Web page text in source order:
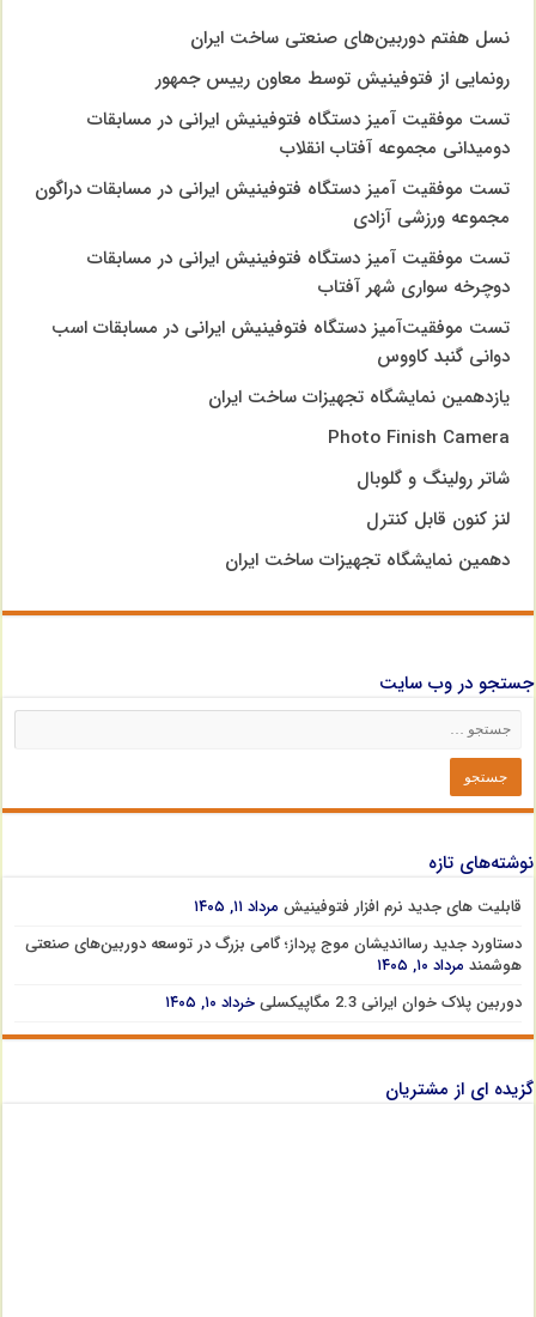
نسل هفتم دوربین‌های صنعتی ساخت ایران
رونمایی از فتوفینیش توسط معاون رییس جمهور
تست موفقیت آمیز دستگاه فتوفینیش ایرانی در مسابقات
دومیدانی مجموعه آفتاب انقلاب
تست موفقیت آمیز دستگاه فتوفینیش ایرانی در مسابقات دراگون
مجموعه ورزشی آزادی
تست موفقیت آمیز دستگاه فتوفینیش ایرانی در مسابقات
دوچرخه سواری شهر آفتاب
تست موفقیت‌آمیز دستگاه فتوفینیش ایرانی در مسابقات اسب
دوانی گنبد کاووس
یازدهمین نمایشگاه تجهیزات ساخت ایران
Photo Finish Camera
شاتر رولینگ و گلوبال
لنز کنون قابل کنترل
دهمین نمایشگاه تجهیزات ساخت ایران
جستجو در وب سایت
نوشته‌های تازه
قابلیت های جدید نرم افزار فتوفینیش مرداد ۱۱, ۱۴۰۵
دستاورد جدید رسااندیشان موج پرداز؛ گامی بزرگ در توسعه دوربین‌های صنعتی
هوشمند مرداد ۱۰, ۱۴۰۵
دوربین پلاک خوان ایرانی 2.3 مگاپیکسلی
خرداد ۱۰, ۱۴۰۵
گزیده ای از مشتریان